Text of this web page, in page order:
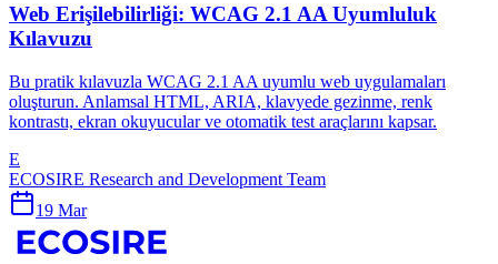
Web Erişilebilirliği: WCAG 2.1 AA Uyumluluk
Kılavuzu
Bu pratik kılavuzla WCAG 2.1 AA uyumlu web uygulamaları
oluşturun. Anlamsal HTML, ARIA, klavyede gezinme, renk
kontrastı, ekran okuyucular ve otomatik test araçlarını kapsar.
E
ECOSIRE Research and Development Team
19 Mar